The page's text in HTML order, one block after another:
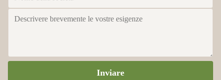
Inviare